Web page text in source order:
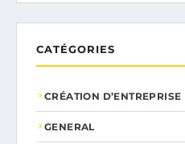
CATÉGORIES
CRÉATION D’ENTREPRISE
GENERAL